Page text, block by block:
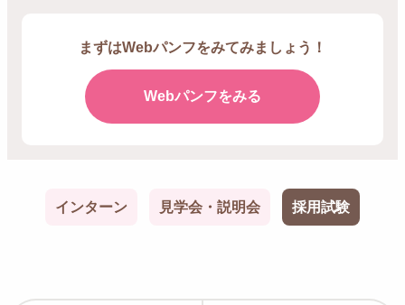
まずはWebパンフをみてみましょう！
Webパンフをみる
インターン 見学会・説明会 採用試験